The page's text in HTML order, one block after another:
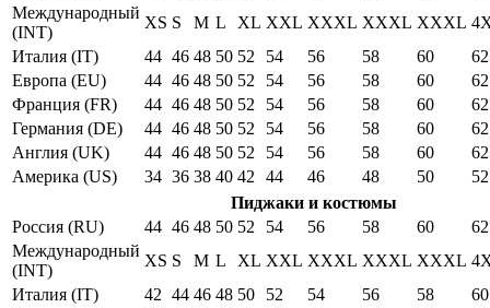
Международный
(INT)
XS S M L XL XXL XXXL XXXL XXXL
Италия (IT)
44 46 48 50 52 54 56 58 60
62
Европа (EU)
44 46 48 50 52 54 56 58 60
62
Франция (FR)
44 46 48 50 52 54 56 58 60
62
Германия (DE)
44 46 48 50 52 54 56 58 60
62
Англия (UK)
44 46 48 50 52 54 56 58 60
62
Америка (US)
34 36 38 40 42 44 46 48 50
52
Пиджаки и костюмы
Россия (RU)
44 46 48 50 52 54 56 58 60
62
Международный
(INT)
XS S M L XL XXL XXXL XXXL XXXL
Италия (IT)
42 44 46 48 50 52 54 56 58
60